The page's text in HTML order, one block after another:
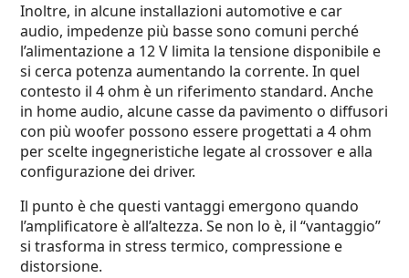
Inoltre, in alcune installazioni automotive e car
audio, impedenze più basse sono comuni perché
l’alimentazione a 12 V limita la tensione disponibile e
si cerca potenza aumentando la corrente. In quel
contesto il 4 ohm è un riferimento standard. Anche
in home audio, alcune casse da pavimento o diffusori
con più woofer possono essere progettati a 4 ohm
per scelte ingegneristiche legate al crossover e alla
configurazione dei driver.
Il punto è che questi vantaggi emergono quando
l’amplificatore è all’altezza. Se non lo è, il “vantaggio”
si trasforma in stress termico, compressione e
distorsione.